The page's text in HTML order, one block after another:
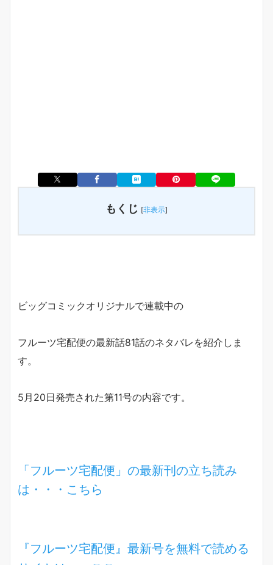
もくじ [非表示]
ビッグコミックオリジナルで連載中の
フルーツ宅配便の最新話81話のネタバレを紹介しま
す。
5月20日発売された第11号の内容です。
「フルーツ宅配便」の最新刊の立ち読み
は・・・こちら
『フルーツ宅配便』最新号を無料で読める